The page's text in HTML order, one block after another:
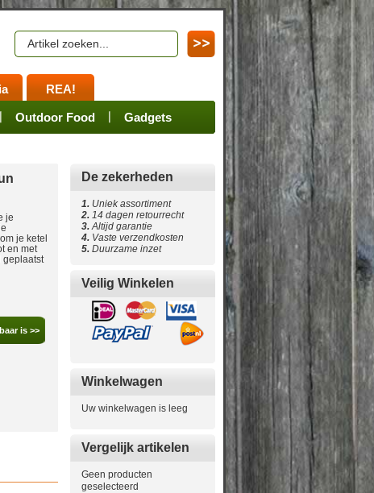
Outdoor Food Gadgets
Spares Merchandize
REA!
je
je ketel
en met
geplaatst
is >>
De zekerheden
1. Uniek assortiment
2. 14 dagen retourrecht
3.Altijd garantie
4. Vaste verzendkosten
5. Duurzame inzet
Veilig Winkelen
Winkelwagen
Uw winkelwagen is leeg
Vergelijk artikelen
Geen producten
geselecteerd